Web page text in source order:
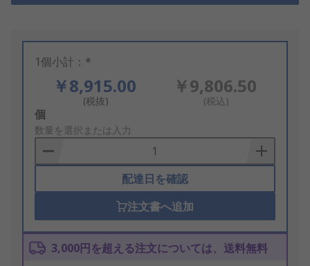
1個小計：*
￥8,915.00
(税抜)
￥9,806.50
(税込)
Add
to
Basket
個
数量を選択または入力
配達日を確認
注文書へ追加
3,000円を超える注文については、送料無料